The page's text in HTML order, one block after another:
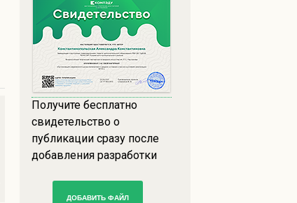
Получите бесплатно
свидетельство о
публикации сразу после
добавления разработки
ДОБАВИТЬ ФАЙЛ